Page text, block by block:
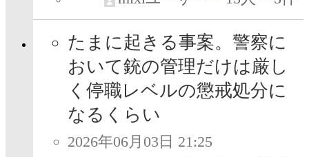
たまに起きる事案。警察に
おいて銃の管理だけは厳し
く停職レベルの懲戒処分に
なるくらい
2026年06月03日 21:25